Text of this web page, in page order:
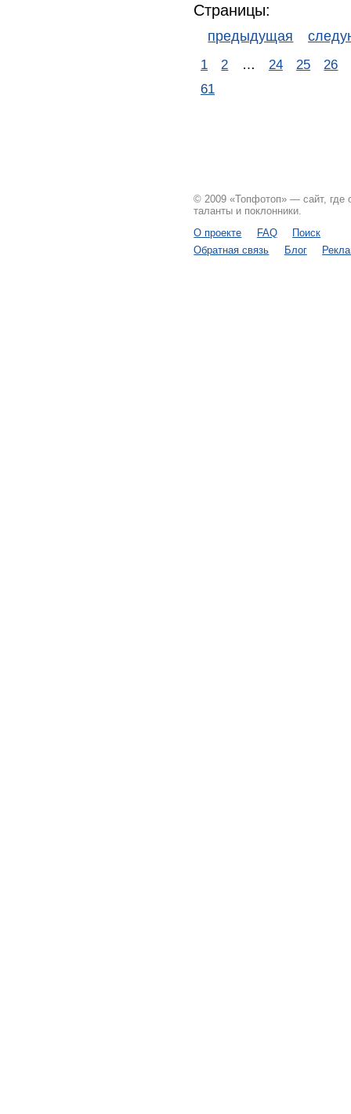
Страницы:
предыдущая
1 2 … 24 25
26
61
© 2009 «Топфотоп» — сайт, где
таланты и поклонники.
О проекте
FAQ
Поиск
Обратная связь
Блог